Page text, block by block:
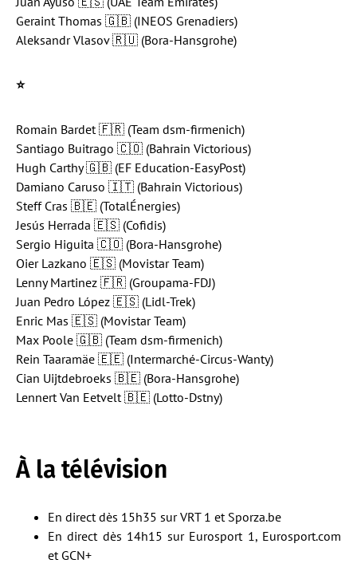
Geraint Thomas 🇬🇧 (INEOS Grenadiers)
Aleksandr Vlasov 🇷🇺 (Bora-Hansgrohe)
⭐️
Romain Bardet 🇫🇷 (Team dsm-firmenich)
Santiago Buitrago 🇨🇴 (Bahrain Victorious)
Hugh Carthy 🇬🇧 (EF Education-EasyPost)
Damiano Caruso 🇮🇹 (Bahrain Victorious)
Steff Cras 🇧🇪 (TotalÉnergies)
Jesús Herrada 🇪🇸 (Cofidis)
Sergio Higuita 🇨🇴 (Bora-Hansgrohe)
Oier Lazkano 🇪🇸 (Movistar Team)
Lenny Martinez 🇫🇷 (Groupama-FDJ)
Juan Pedro López 🇪🇸 (Lidl-Trek)
Enric Mas 🇪🇸 (Movistar Team)
Max Poole 🇬🇧 (Team dsm-firmenich)
Rein Taaramäe 🇪🇪 (Intermarché-Circus-Wanty)
Cian Uijtdebroeks 🇧🇪 (Bora-Hansgrohe)
Lennert Van Eetvelt 🇧🇪 (Lotto-Dstny)
À la télévision
En direct dès 15h35 sur VRT 1 et Sporza.be
En direct dès 14h15 sur Eurosport 1, Eurosport.com
et GCN+